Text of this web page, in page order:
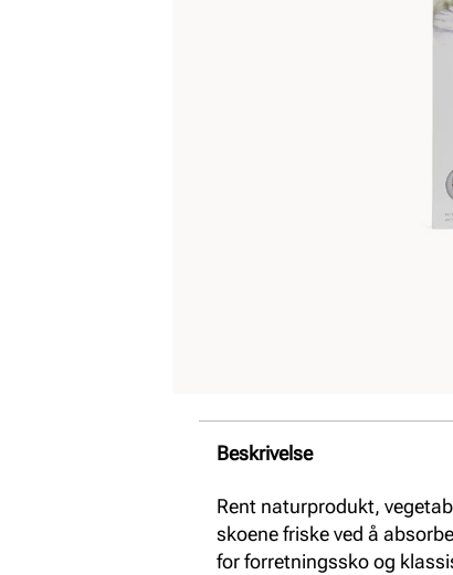
Beskrivelse
Rent naturprodukt,
skoene friske ved å
for forretningssko og